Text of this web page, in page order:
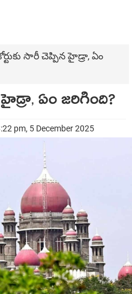
సారీ చెప్పిన హైడ్రా, ఏం
ఏం జరిగింది?
pm, 5 December 2025